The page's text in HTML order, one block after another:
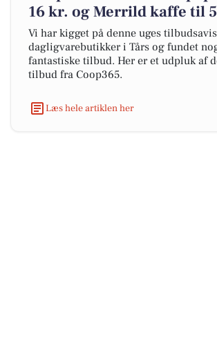
16 kr. og Merrild kaffe til
Vi har kigget på denne uges
dagligvarebutikker i Tårs og fundet
fantastiske tilbud. Her er et udpluk af
tilbud fra Coop365.
Læs hele artiklen her